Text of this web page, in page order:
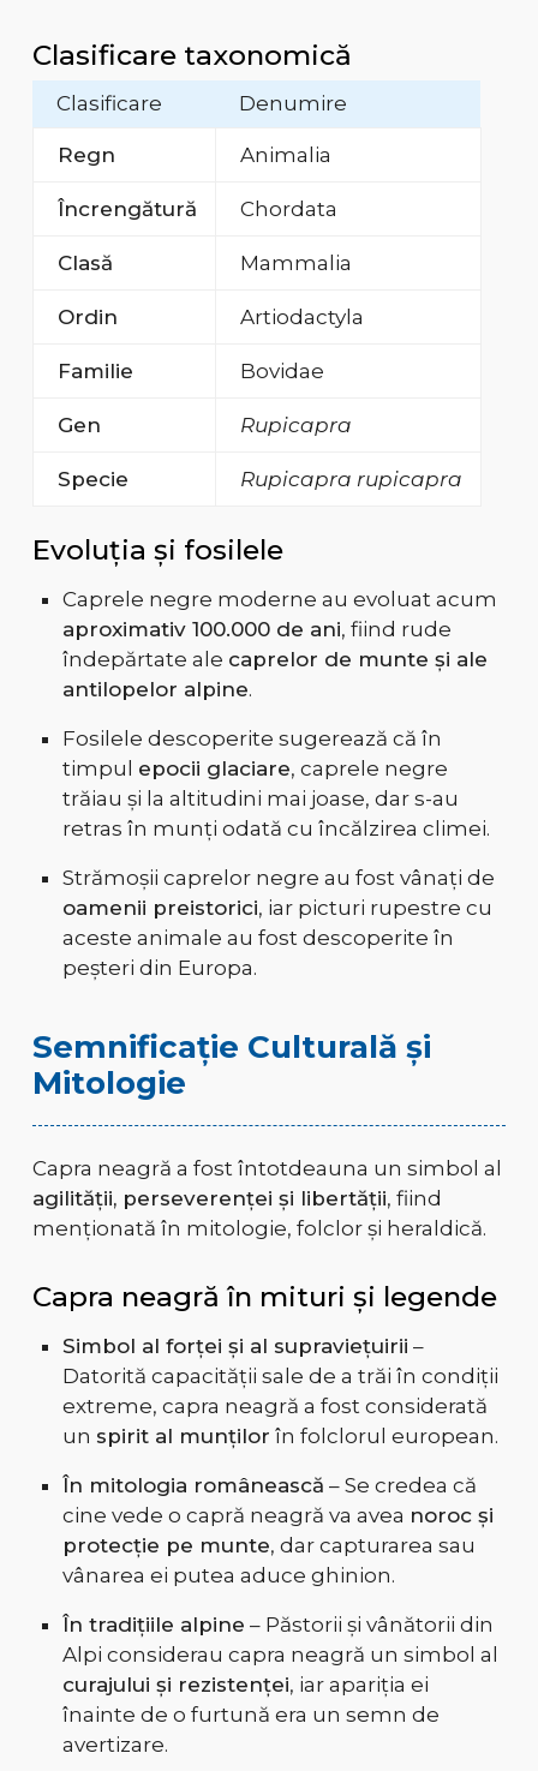
Clasificare taxonomică
Clasificare Denumire
Regn Animalia
Încrengătură Chordata
Clasă Mammalia
Ordin Artiodactyla
Familie Bovidae
Gen Rupicapra
Specie Rupicapra rupicapra
Evoluția și fosilele
Caprele negre moderne au evoluat acum
aproximativ 100.000 de ani, fiind rude
îndepărtate ale caprelor de munte și ale
antilopelor alpine.
Fosilele descoperite sugerează că în
timpul epocii glaciare, caprele negre
trăiau și la altitudini mai joase, dar s-au
retras în munți odată cu încălzirea climei.
Strămoșii caprelor negre au fost vânați de
oamenii preistorici, iar picturi rupestre cu
aceste animale au fost descoperite în
peșteri din Europa.
Semnificație Culturală și
Mitologie
Capra neagră a fost întotdeauna un simbol al
agilității, perseverenței și libertății, fiind
menționată în mitologie, folclor și heraldică.
Capra neagră în mituri și legende
Simbol al forței și al supraviețuirii –
Datorită capacității sale de a trăi în condiții
extreme, capra neagră a fost considerată
un spirit al munților în folclorul european.
În mitologia românească – Se credea că
cine vede o capră neagră va avea noroc și
protecție pe munte, dar capturarea sau
vânarea ei putea aduce ghinion.
În tradițiile alpine – Păstorii și vânătorii din
Alpi considerau capra neagră un simbol al
curajului și rezistenței, iar apariția ei
înainte de o furtună era un semn de
avertizare.